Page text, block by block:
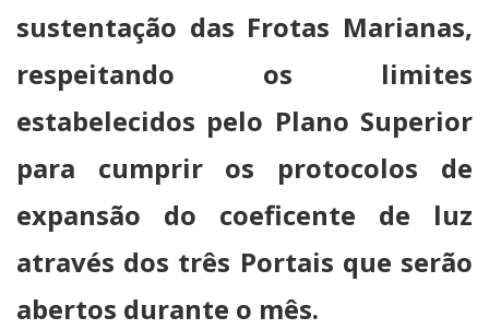
sustentação das Frotas Marianas,
respeitando os limites
estabelecidos pelo Plano Superior
para cumprir os protocolos de
expansão do coeficente de luz
através dos três Portais que serão
abertos durante o mês.